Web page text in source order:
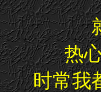
热
时常我